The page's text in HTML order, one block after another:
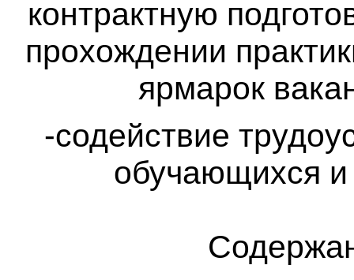
контрактную
прохождении
ярмарок
-содействие
обучающихся и